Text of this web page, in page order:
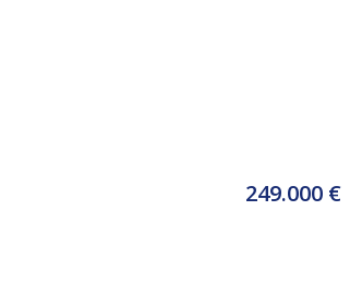
249.000 €